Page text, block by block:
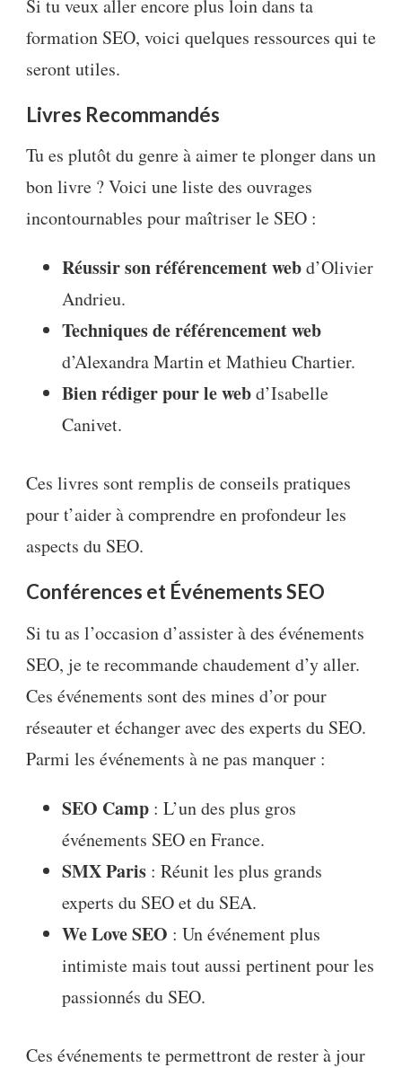
Si tu veux aller encore plus loin dans ta
formation SEO, voici quelques ressources qui te
seront utiles.
Livres Recommandés
Tu es plutôt du genre à aimer te plonger dans un
bon livre ? Voici une liste des ouvrages
incontournables pour maîtriser le SEO :
Réussir son référencement webd’Olivier
Andrieu.
Techniques de référencement web
d’Alexandra Martin et Mathieu Chartier.
Bien rédiger pour le webd’Isabelle
Canivet.
Ces livres sont remplis de conseils pratiques
pour t’aider à comprendre en profondeur les
aspects du SEO.
Conférences et Événements SEO
Si tu as l’occasion d’assister à des événements
SEO, je te recommande chaudement d’y aller.
Ces événements sont des mines d’or pour
réseauter et échanger avec des experts du SEO.
Parmi les événements à ne pas manquer :
SEO Camp : L’un des plus gros
événements SEO en France.
SMX Paris : Réunit les plus grands
experts du SEO et du SEA.
We Love SEO : Un événement plus
intimiste mais tout aussi pertinent pour les
passionnés du SEO.
Ces événements te permettront de rester à jour